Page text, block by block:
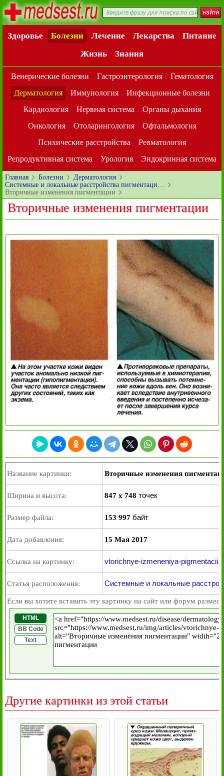
Здоровье Болезни Лечение Лекарства
Питание
Жизнь
Знания
Венерические болезни Гастроэнтерология
Гематология
Дерматология
Иммунология
Инфекционные болезни
Кардиология
Нервная система
Органы дыхания
Онкология
Отоларингология
Офтальмология
Психические расстройства
Ревматология
Репродуктивная система
Урология Эндокринная система
Главная Болезни
Дерматология
Системные и локальные расстройства пигментаци…
Вторичные изменения пигментации
Вторичные изменения пигментации
Название картинки: Вторичные изменения
Ширина и высота: 847 x 748 точек
Размер файла: 153 997 байт
Дата добавления: 15 Мая 2017
Ссылка на картинку: vtorichnye-izmeneniya-
Статья расположения: Системные и локальные
Если вы хотите вставить эту картинку на сайт или форум
HTML
BB Code
Text
Другие картинки из этой статьи